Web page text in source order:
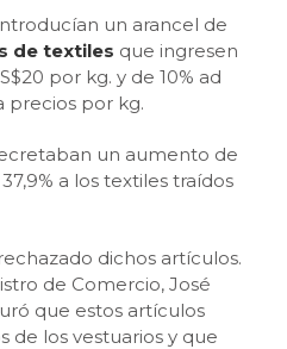
un arancel de
de textiles que ingresen
por kg. y de 10% ad
precios por kg.
un aumento de
a los textiles traídos
dichos artículos.
de Comercio, José
que estos artículos
de los vestuarios y que